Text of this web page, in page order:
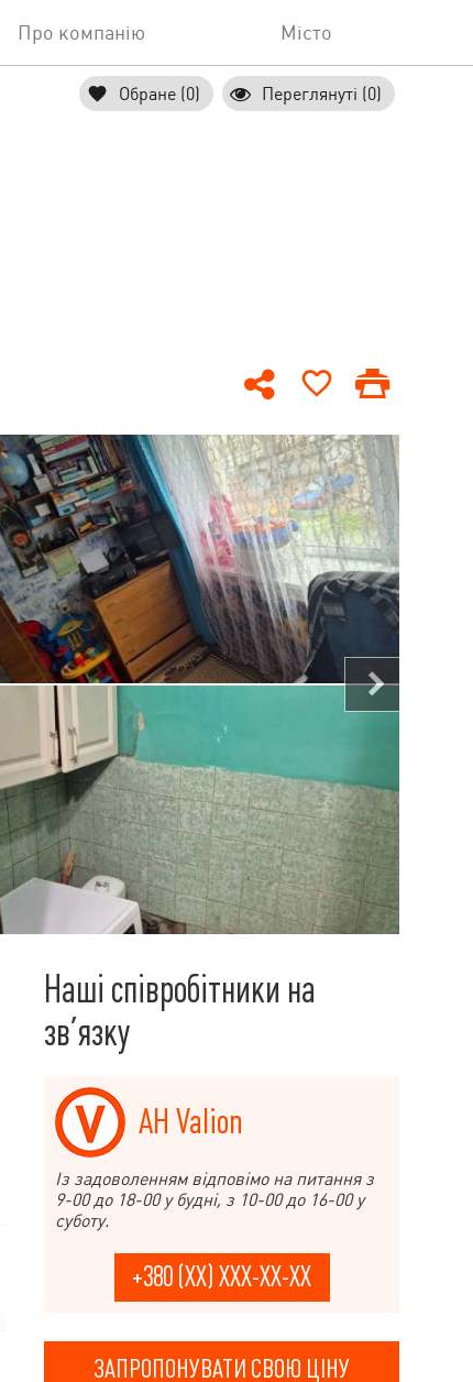
Про компанію Місто
Обране (0) Переглянуті (0)
Наші співробітники на
зв’язку
АН Valion
Із задоволенням відповімо на питання з
9-00 до 18-00 у будні, з 10-00 до 16-00 у
суботу.
+380 (XX) XXX-XX-XX
ЗАПРОПОНУВАТИ СВОЮ ЦІНУ